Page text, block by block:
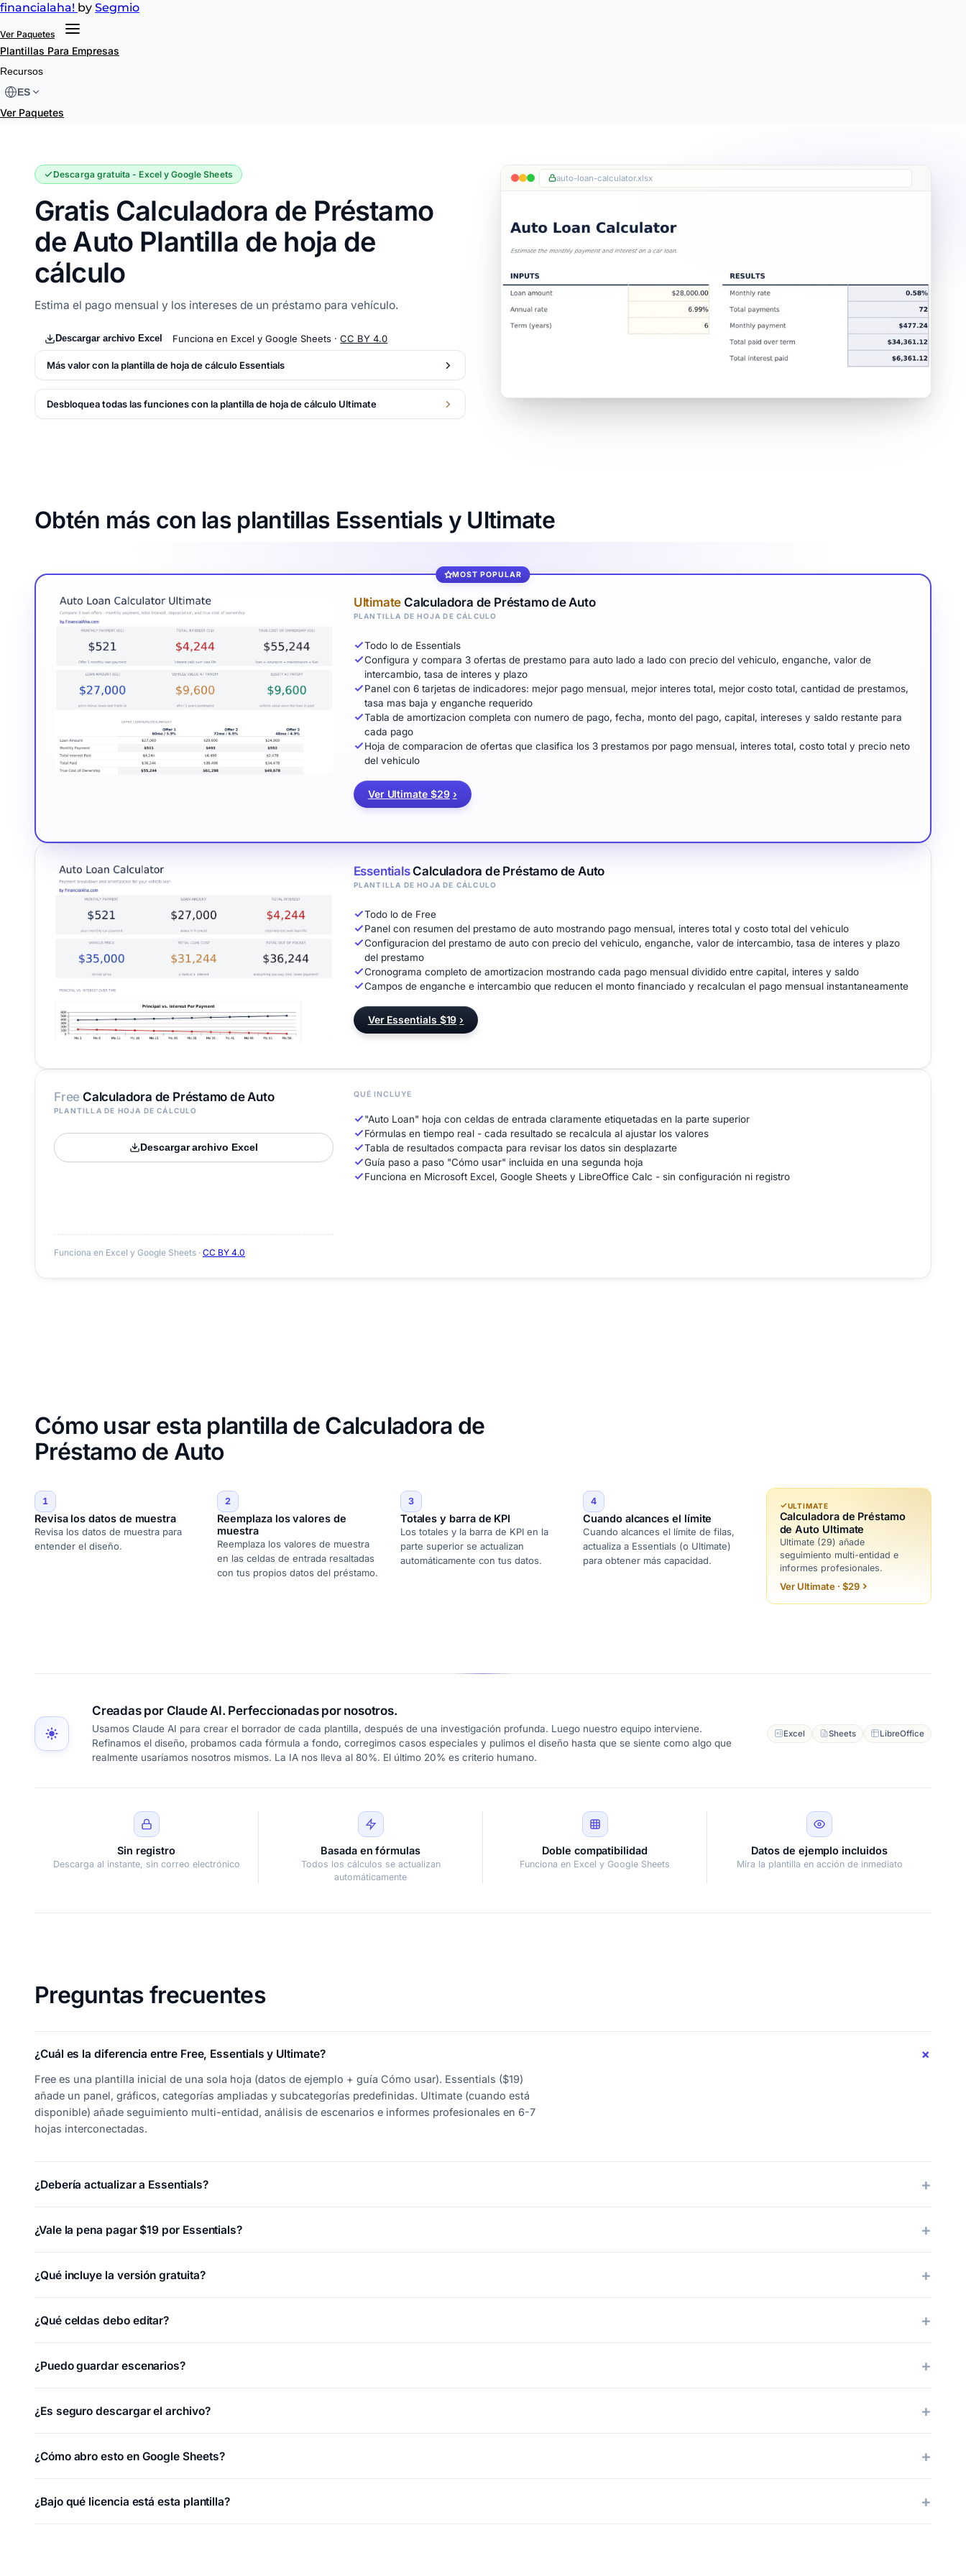
financialaha! by Segmio
Ver Paquetes
Plantillas Para Empresas
Recursos
ES
Ver Paquetes
Calculadora de Préstamo de Auto
Descarga gratuita - Excel y Google Sheets
Gratis Calculadora de Préstamo
de Auto Plantilla de hoja de
cálculo
Estima el pago mensual y los intereses de un préstamo para vehículo.
Descargar archivo Excel Funciona en Excel y Google Sheets ·CC BY 4.0
Más valor con la plantilla de hoja de cálculo Essentials
Desbloquea todas las funciones con la plantilla de hoja de cálculo Ultimate
auto-loan-calculator.xlsx
Obtén más con las plantillas Essentials y Ultimate
Free Calculadora de Préstamo de Auto
PLANTILLA DE HOJA DE CÁLCULO
Descargar archivo Excel
Funciona en Excel y Google Sheets · CC BY 4.0
QUÉ INCLUYE
"Auto Loan" hoja con celdas de entrada claramente etiquetadas en la parte superior
Fórmulas en tiempo real - cada resultado se recalcula al ajustar los valores
Tabla de resultados compacta para revisar los datos sin desplazarte
Guía paso a paso "Cómo usar" incluida en una segunda hoja
Funciona en Microsoft Excel, Google Sheets y LibreOffice Calc - sin configuración ni registro
EssentialsCalculadora de Préstamo de Auto
PLANTILLA DE HOJA DE CÁLCULO
Todo lo de Free
Panel con resumen del prestamo de auto mostrando pago mensual, interes total y costo total del vehiculo
Configuracion del prestamo de auto con precio del vehiculo, enganche, valor de intercambio, tasa de interes y plazo
del prestamo
Cronograma completo de amortizacion mostrando cada pago mensual dividido entre capital, interes y saldo
Campos de enganche e intercambio que reducen el monto financiado y recalculan el pago mensual instantaneamente
Ver Essentials $19 ›
MOST POPULAR
Ultimate Calculadora de Préstamo de Auto
PLANTILLA DE HOJA DE CÁLCULO
Todo lo de Essentials
Configura y compara 3 ofertas de prestamo para auto lado a lado con precio del vehiculo, enganche, valor de
intercambio, tasa de interes y plazo
Panel con 6 tarjetas de indicadores: mejor pago mensual, mejor interes total, mejor costo total, cantidad de prestamos,
tasa mas baja y enganche requerido
Tabla de amortizacion completa con numero de pago, fecha, monto del pago, capital, intereses y saldo restante para
cada pago
Hoja de comparacion de ofertas que clasifica los 3 prestamos por pago mensual, interes total, costo total y precio neto
del vehiculo
Ver Ultimate $29 ›
Cómo usar esta plantilla de Calculadora de
Préstamo de Auto
1
Revisa los datos de muestra
Revisa los datos de muestra para
entender el diseño.
2
Reemplaza los valores de
muestra
Reemplaza los valores de muestra
en las celdas de entrada resaltadas
con tus propios datos del préstamo.
3
Totales y barra de KPI
Los totales y la barra de KPI en la
parte superior se actualizan
automáticamente con tus datos.
4
Cuando alcances el límite
Cuando alcances el límite de filas,
actualiza a Essentials (o Ultimate)
para obtener más capacidad.
ULTIMATE
Calculadora de Préstamo
de Auto Ultimate
Ultimate (29) añade
seguimiento multi-entidad e
informes profesionales.
Ver Ultimate · $29
Creadas por Claude AI. Perfeccionadas por nosotros.
Usamos Claude AI para crear el borrador de cada plantilla, después de una investigación profunda. Luego nuestro equipo interviene.
Refinamos el diseño, probamos cada fórmula a fondo, corregimos casos especiales y pulimos el diseño hasta que se siente como algo que
realmente usaríamos nosotros mismos. La IA nos lleva al 80%. El último 20% es criterio humano.
Excel Sheets LibreOffice
Sin registro
Descarga al instante, sin correo electrónico
Basada en fórmulas
Todos los cálculos se actualizan
automáticamente
Doble compatibilidad
Funciona en Excel y Google Sheets
Datos de ejemplo incluidos
Mira la plantilla en acción de inmediato
Preguntas frecuentes
¿Cuál es la diferencia entre Free, Essentials y Ultimate?
Free es una plantilla inicial de una sola hoja (datos de ejemplo + guía Cómo usar). Essentials ($19)
añade un panel, gráficos, categorías ampliadas y subcategorías predefinidas. Ultimate (cuando está
disponible) añade seguimiento multi-entidad, análisis de escenarios e informes profesionales en 6-7
hojas interconectadas.
¿Debería actualizar a Essentials?
¿Vale la pena pagar $19 por Essentials?
¿Qué incluye la versión gratuita?
¿Qué celdas debo editar?
¿Puedo guardar escenarios?
¿Es seguro descargar el archivo?
¿Cómo abro esto en Google Sheets?
¿Bajo qué licencia está esta plantilla?